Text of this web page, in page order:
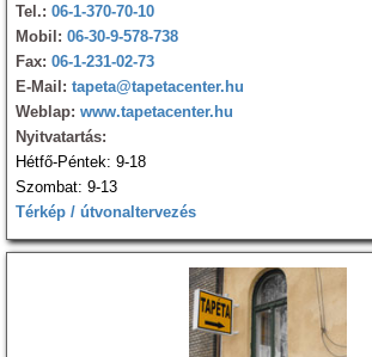
Tel.: 06-1-370-70-10
Mobil: 06-30-9-578-738
Fax: 06-1-231-02-73
E-Mail: tapeta@tapetacenter.hu
Weblap: www.tapetacenter.hu
Nyitvatartás:
Hétfő-Péntek: 9-18
Szombat: 9-13
Térkép / útvonaltervezés